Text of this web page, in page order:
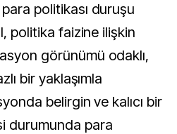
politikası duruşu
politika faizine ilişkin
görünümü odaklı,
bir yaklaşımla
belirgin ve kalıcı bir
durumunda para